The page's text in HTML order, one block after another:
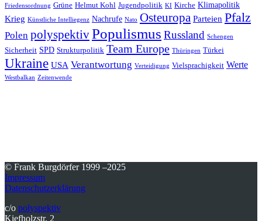
Friedensordnung Grüne Helmut Kohl Jugendpolitik KI Kirche Klimapolitik
Krieg Künstliche Intelliegenz Nachrufe Nato Osteuropa Parteien Pfalz
Polen polyspektivPopulismus Russland Schengen
Sicherheit SPD Strukturpolitik Team Europe Thüringen Türkei
Ukraine USA Verantwortung Verteidigung Vielsprachigkeit Werte
Westbalkan Zeitenwende
© Frank Burgdörfer 1999 –2025
Impressum
Datenschutzerklärung
c/o polyspektiv
Kiefholzstr. 2